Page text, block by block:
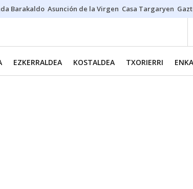
Barakaldo Asunción de la Virgen Casa Targaryen
EZKERRALDEA KOSTALDEA TXORIERRI